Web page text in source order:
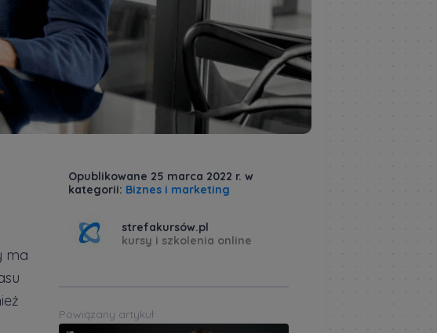
ma
Opublikowane 25 marca 2022 r. w
kategorii: Biznes i marketing
strefakursów.pl
kursy i szkolenia online
Powiązany artykuł